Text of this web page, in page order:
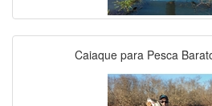
Caiaque para Pesca